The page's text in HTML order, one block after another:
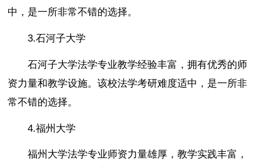
中，是一所非常不错的选择。
3.石河子大学
石河子大学法学专业教学经验丰富，拥有优秀的师
资力量和教学设施。该校法学考研难度适中，是一所非
常不错的选择。
4.福州大学
福州大学法学专业师资力量雄厚，教学实践丰富，